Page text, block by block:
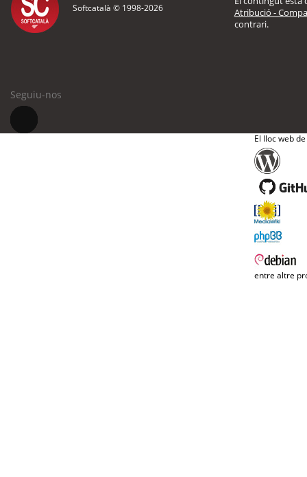
Softcatalà © 1998-2026
Atribució -
contrari.
Seguiu-nos
El lloc web
entre altre